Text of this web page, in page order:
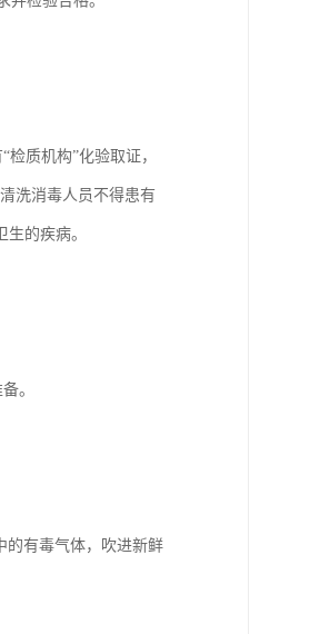
质机构”化验取证，
洗消毒人员不得患有
生的疾病。
。
的有毒气体，吹进新鲜